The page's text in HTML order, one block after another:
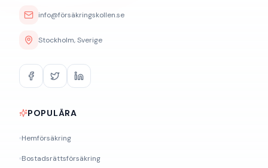
info@försäkringskollen.se
Stockholm, Sverige
POPULÄRA
Hemförsäkring
Bostadsrättsförsäkring